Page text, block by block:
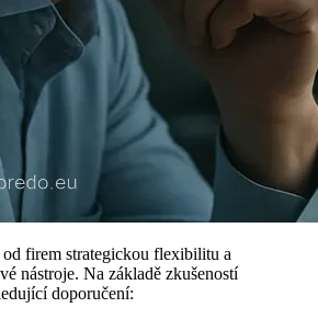
firem strategickou flexibilitu a
nástroje. Na základě zkušeností
doporučení: